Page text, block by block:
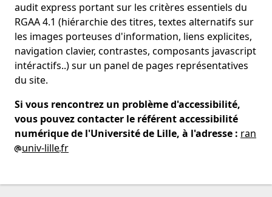
audit express portant sur les critères essentiels du
RGAA 4.1 (hiérarchie des titres, textes alternatifs sur
les images porteuses d'information, liens explicites,
navigation clavier, contrastes, composants javascript
intéractifs..) sur un panel de pages représentatives
du site.
Si vous rencontrez un problème d'accessibilité,
vous pouvez contacter le référent accessibilité
numérique de l'Université de Lille, à l'adresse : ran
univ-lillefr